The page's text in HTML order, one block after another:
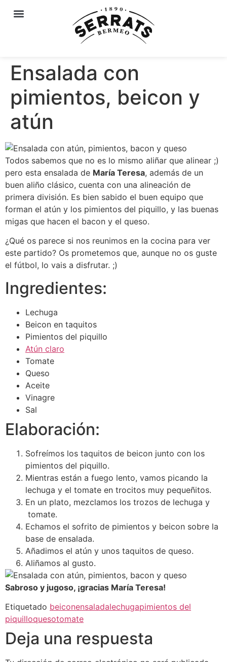
Ensalada con
pimientos, beicon y
atún
Todos sabemos que no es lo mismo aliñar que alinear ;)
pero esta ensalada de María Teresa, además de un
buen aliño clásico, cuenta con una alineación de
primera división. Es bien sabido el buen equipo que
forman el atún y los pimientos del piquillo, y las buenas
migas que hacen el bacon y el queso.
¿Qué os parece si nos reunimos en la cocina para ver
este partido? Os prometemos que, aunque no os guste
el fútbol, lo vais a disfrutar. ;)
Ingredientes:
Lechuga
Beicon en taquitos
Pimientos del piquillo
Atún claro
Tomate
Queso
Aceite
Vinagre
Sal
Elaboración:
Sofreímos los taquitos de beicon junto con los
pimientos del piquillo.
Mientras están a fuego lento, vamos picando la
lechuga y el tomate en trocitos muy pequeñitos.
En un plato, mezclamos los trozos de lechuga y
tomate.
Echamos el sofrito de pimientos y beicon sobre la
base de ensalada.
Añadimos el atún y unos taquitos de queso.
Aliñamos al gusto.
Sabroso y jugoso, ¡gracias María Teresa!
Etiquetado beiconensaladalechugapimientos del
piquilloquesotomate
Deja una respuesta